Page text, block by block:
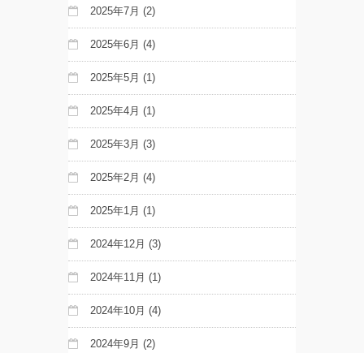
2025年7月 (2)
2025年6月 (4)
2025年5月 (1)
2025年4月 (1)
2025年3月 (3)
2025年2月 (4)
2025年1月 (1)
2024年12月 (3)
2024年11月 (1)
2024年10月 (4)
2024年9月 (2)